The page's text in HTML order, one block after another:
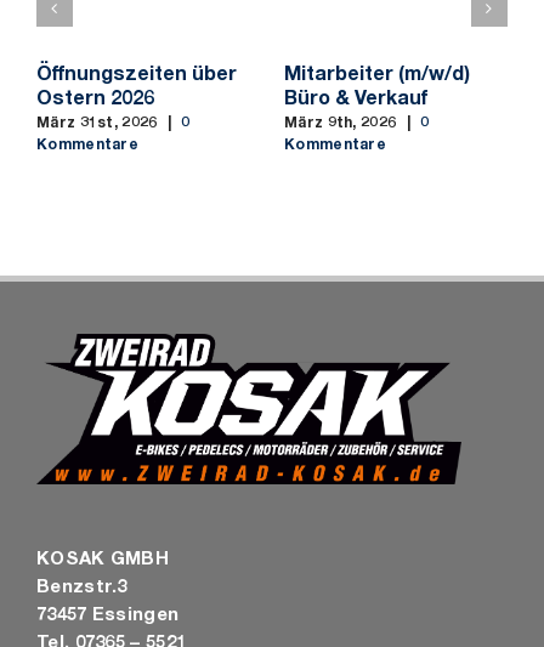
Öffnungszeiten über
Ostern 2026
März 31st, 2026
0
Kommentare
Mitarbeiter (m/w/d)
Büro & Verkauf
März 9th, 2026
0
Kommentare
KOSAK GMBH
Benzstr.3
73457 Essingen
Tel. 07365 – 5521